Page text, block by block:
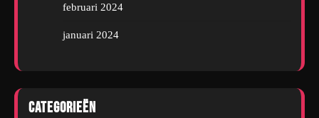
februari 2024
januari 2024
Categorieën